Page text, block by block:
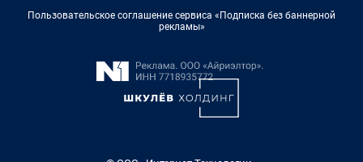
Пользовательское соглашение сервиса «Подписка без баннерной
рекламы»